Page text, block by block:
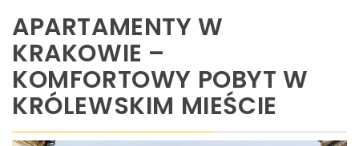
APARTAMENTY W
KRAKOWIE –
KOMFORTOWY POBYT W
KRÓLEWSKIM MIEŚCIE